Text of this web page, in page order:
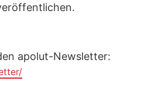
apolut-Newsletter: